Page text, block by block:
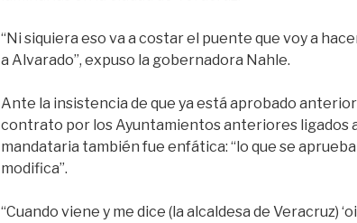
“Ni siquiera eso va a costar el puente que voy a
a Alvarado”, expuso la gobernadora Nahle.
Ante la insistencia de que ya está aprobado
contrato por los Ayuntamientos anteriores ligados
mandataria también fue enfática: “lo que se
modifica”.
“Cuando viene y me dice (la alcaldesa de Veracruz)